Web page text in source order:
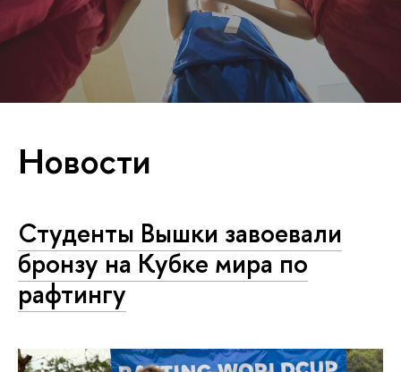
Новости
Студенты Вышки завоевали
бронзу на Кубке мира по
рафтингу